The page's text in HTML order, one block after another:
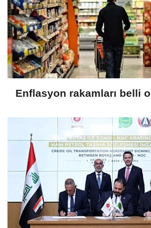
Enflasyon rakamları belli